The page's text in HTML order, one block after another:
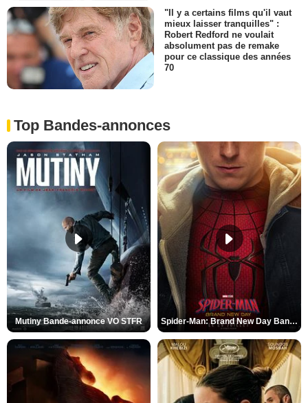
"Il y a certains films qu'il vaut
mieux laisser tranquilles" :
Robert Redford ne voulait
absolument pas de remake
pour ce classique des années
70
Top Bandes-annonces
Mutiny Bande-annonce VO STFR Spider-Man: Brand New Day Bande-annonce VO STFR